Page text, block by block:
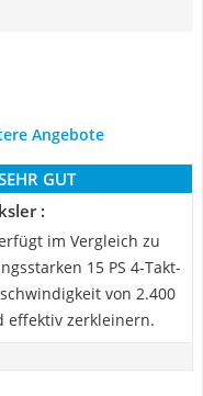
Angebote
GUT
:
im Vergleich zu
15 PS 4-Takt-
von 2.400
effektiv zerkleinern.